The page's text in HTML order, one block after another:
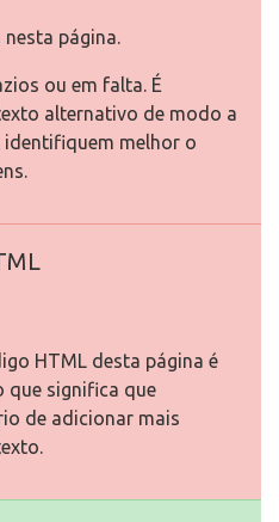
página.
ou em falta. É
alternativo de modo a
melhor o
HTML desta página é
que significa que
de adicionar mais